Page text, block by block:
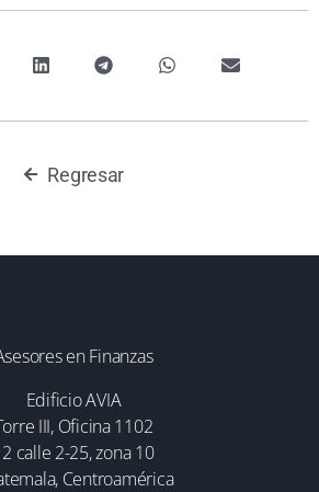
Regresar
en Finanzas
Edificio AVIA
III, Oficina 1102
calle 2-25, zona 10
Centroamérica